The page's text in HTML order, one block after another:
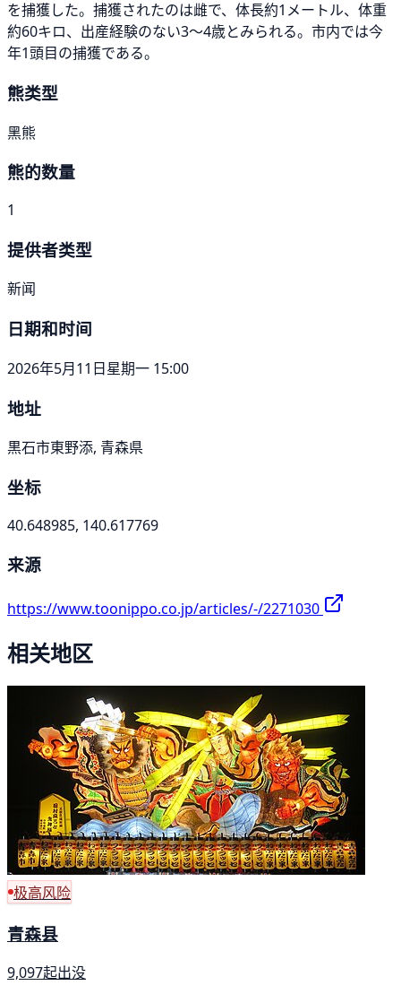
を捕獲した。捕獲されたのは雌で、体長約1メートル、体重
約60キロ、出産経験のない3～4歳とみられる。市内では今
年1頭目の捕獲である。
熊类型
黑熊
熊的数量
1
提供者类型
新闻
日期和时间
2026年5月11日星期一 15:00
地址
黒石市東野添, 青森県
坐标
40.648985, 140.617769
来源
https://www.toonippo.co.jp/articles/-/2271030
相关地区
极高风险
青森县
9,097起出没